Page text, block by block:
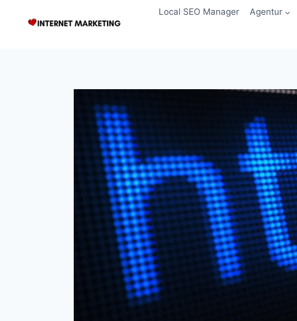
Local SEO Manager Agentur